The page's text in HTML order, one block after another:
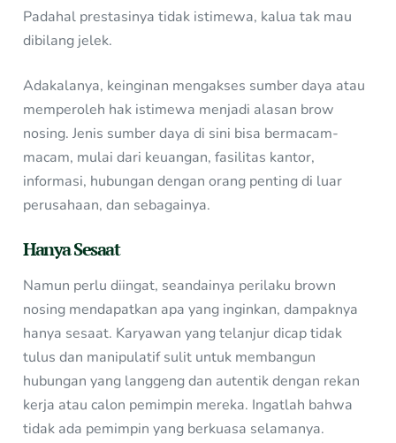
Padahal prestasinya tidak istimewa, kalua tak mau
dibilang jelek.
Adakalanya, keinginan mengakses sumber daya atau
memperoleh hak istimewa menjadi alasan brow
nosing. Jenis sumber daya di sini bisa bermacam-
macam, mulai dari keuangan, fasilitas kantor,
informasi, hubungan dengan orang penting di luar
perusahaan, dan sebagainya.
Hanya Sesaat
Namun perlu diingat, seandainya perilaku brown
nosing mendapatkan apa yang inginkan, dampaknya
hanya sesaat. Karyawan yang telanjur dicap tidak
tulus dan manipulatif sulit untuk membangun
hubungan yang langgeng dan autentik dengan rekan
kerja atau calon pemimpin mereka. Ingatlah bahwa
tidak ada pemimpin yang berkuasa selamanya.